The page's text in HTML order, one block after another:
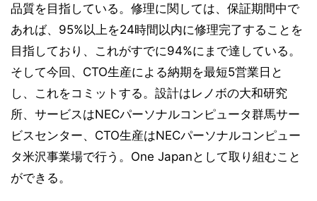
品質を目指している。修理に関しては、保証期間中で
あれば、95%以上を24時間以内に修理完了することを
目指しており、これがすでに94%にまで達している。
そして今回、CTO生産による納期を最短5営業日と
し、これをコミットする。設計はレノボの大和研究
所、サービスはNECパーソナルコンピュータ群馬サー
ビスセンター、CTO生産はNECパーソナルコンピュー
タ米沢事業場で行う。One Japanとして取り組むこと
ができる。